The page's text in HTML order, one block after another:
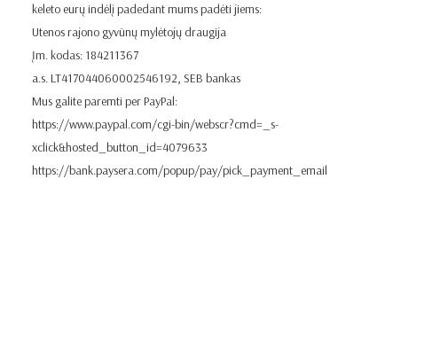
keleto eurų indėlį padedant mums padėti jiems:
Utenos rajono gyvūnų mylėtojų draugija
Įm. kodas: 184211367
a.s. LT417044060002546192, SEB bankas
Mus galite paremti per PayPal:
https://www.paypal.com/cgi-bin/webscr?cmd=_s-
xclick&hosted_button_id=4079633
https://bank.paysera.com/popup/pay/pick_payment_email